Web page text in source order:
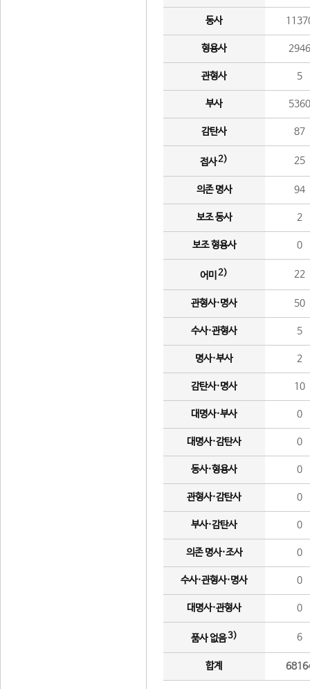
동사
형용사 2946
관형사 5
부사 5360
감탄사 87
접사2) 25
의존 명사 94
보조 동사 2
보조 형용사 0
어미 2) 22
관형사·명사 50
수사·관형사 5
명사·부사 2
감탄사·명사 10
대명사·부사 0
대명사·감탄사 0
동사·형용사 0
관형사·감탄사 0
부사·감탄사 0
의존 명사·조사 0
수사·관형사·명사 0
대명사·관형사 0
품사 없음3) 6
합계